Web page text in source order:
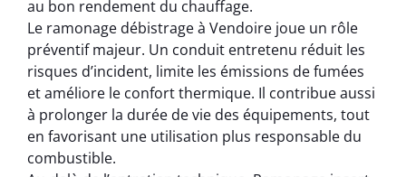
au bon rendement du chauffage.
Le ramonage débistrage à Vendoire joue un rôle
préventif majeur. Un conduit entretenu réduit les
risques d’incident, limite les émissions de fumées
et améliore le confort thermique. Il contribue aussi
à prolonger la durée de vie des équipements, tout
en favorisant une utilisation plus responsable du
combustible.